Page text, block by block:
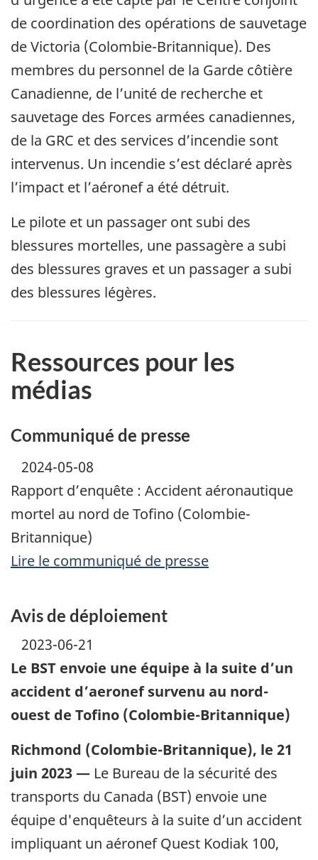
de coordination des opérations de sauvetage
de Victoria (Colombie-Britannique). Des
membres du personnel de la Garde côtière
Canadienne, de l’unité de recherche et
sauvetage des Forces armées canadiennes,
de la GRC et des services d’incendie sont
intervenus. Un incendie s’est déclaré après
l’impact et l’aéronef a été détruit.
Le pilote et un passager ont subi des
blessures mortelles, une passagère a subi
des blessures graves et un passager a subi
des blessures légères.
Ressources pour les
médias
Communiqué de presse
2024-05-08
Rapport d’enquête : Accident aéronautique
mortel au nord de Tofino (Colombie-
Britannique)
Lire le communiqué de presse
Avis de déploiement
2023-06-21
Le BST envoie une équipe à la suite d’un
accident d’aeronef survenu au nord-
ouest de Tofino (Colombie-Britannique)
Richmond (Colombie-Britannique), le 21
juin 2023 — Le Bureau de la sécurité des
transports du Canada (BST) envoie une
équipe d'enquêteurs à la suite d’un accident
impliquant un aéronef Quest Kodiak 100,